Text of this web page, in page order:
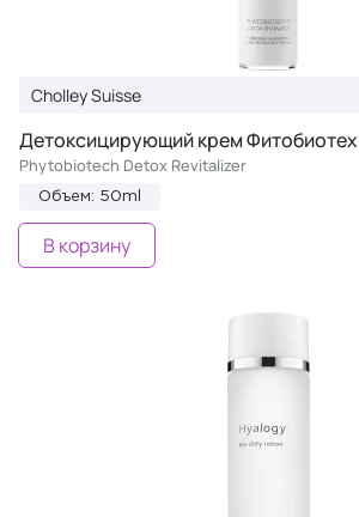
Cholley Suisse
Детоксицирующий крем Фитобиотех
Phytobiotech Detox Revitalizer
Объем: 50ml
В корзину